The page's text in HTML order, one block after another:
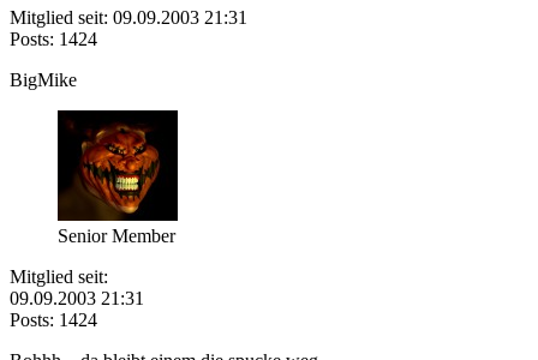
Mitglied seit: 09.09.2003 21:31
Posts: 1424
BigMike
Senior Member
Mitglied seit:
09.09.2003 21:31
Posts: 1424